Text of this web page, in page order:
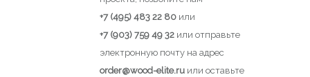
+7 (495) 483 22 80 или
+7 (903) 759 49 32 или отправьте
электронную почту на адрес
order@wood-elite.ru или оставьте